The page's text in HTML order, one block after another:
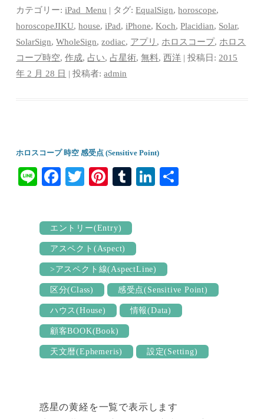
bo
ok
tte
r
er
es
t
m
bl
r
ed
In
カテゴリー:iPad_Menu | タグ:EqualSign,horoscope,
horoscopeJIKU,house,iPad,iPhone,Koch,Placidian, Solar,
SolarSign,WholeSign,zodiac, アプリ , ホロスコープ, ホロス
コープ時空,作成, 占い, 占星術,無料,西洋 | 投稿日: 2015
年 2 月 28 日 |投稿者:admin
ホロスコープ 時空 感受点 (Sensitive Point)
Li
Fa
ok
T
r
Pi
es
t
T
bl
r
Li
エントリー(Entry)
アスペクト(Aspect)
>アスペクト線(AspectLine)
区分(Class) 感受点(Sensitive Point)
ハウス(House) 情報(Data)
顧客BOOK(Book)
天文暦(Ephemeris) 設定(Setting)
惑星の黄経を一覧で表示します